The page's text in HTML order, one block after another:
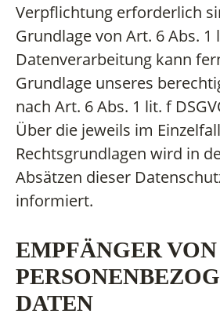
Verpflichtung erforderlich
Grundlage von Art. 6 Abs. 1
Datenverarbeitung kann
Grundlage unseres
nach Art. 6 Abs. 1 lit. f
Über die jeweils im
Rechtsgrundlagen wird in
Absätzen dieser
informiert.
EMPFÄNGER VON
DATEN